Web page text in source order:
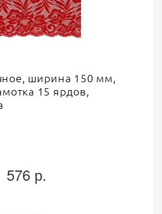
ширина 150 мм,
15 ярдов,
576 р.